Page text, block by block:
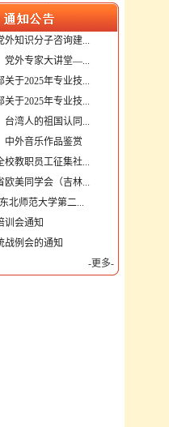
外知识分子咨询建...
党外专家大讲堂—...
关于2025年专业技...
关于2025年专业技...
台湾人的祖国认同...
中外音乐作品鉴赏
校教职员工征集社...
欧美同学会（吉林...
北师范大学第二...
训会通知
战例会的通知
-更多-